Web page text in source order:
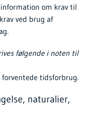
om krav til
ved brug af
følgende i noten til
tidsforbrug.
naturalier,